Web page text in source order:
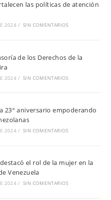
las políticas de atención
2024 / SIN COMENTARIOS
de los Derechos de la
2024 / SIN COMENTARIOS
23° aniversario empoderando
2024 / SIN COMENTARIOS
el rol de la mujer en la
Venezuela
2024 / SIN COMENTARIOS